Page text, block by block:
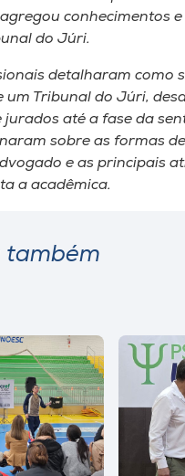
conhecimentos
do Júri.
detalharam como
um Tribunal do Júri,
jurados até a fase da
sobre as formas
e as principais
a acadêmica.
também